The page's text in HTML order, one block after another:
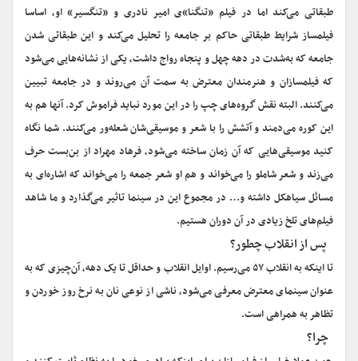
طبقاتی می‌کند اما در فیلم «تنگنا»ی امیر نادری و «تنگسیر» او، اساسا
فیلمساز شرایط طبقاتی حاکم بر جامعه را تحلیل می‌کند و این طبقاتی شدن
جامعه که به‌شدت در دهه چهل و پنجاه رواج داشت، یکی از نشانه‌هایی می‌شود
که فیلمسازان و هنرمندان معترض به سمت آن می‌روند و در جامعه تبیین
می‌کنند. البته نقش گروه‌های چپ را در این مورد نباید فراموش کرد. آنها هم به
این کوره می‌دمند و آتشش را با شعر و موسیقی‌شان شعله‌‍‌‌‌ور می‌کنند. شما نگاه
کنید موسیقی‌هایی که آن زمان ساخته می‌شود، فرهاد مهراد از بن‌بست حرف
می‌زند و شعر شاملو را می‌خواند و هم او شعر جمعه را می‌خواند که اشاره‌ای به
مسائل سیاهکل داشته و… در مجموع این در سینما تاثیر می‌گذارد و ما شاهد
فیلم‌های تلخ زیادی در آن دوران هستیم.
‌‌پس از انقلاب چطور؟
تا اینکه به انقلاب ۵۷ می‌رسیم. اوایل انقلاب و حداقل تا یک دهه، آن‌چیزی که به
عنوان سینمای معترض معرفی می‌شود، ناشی از نوعی نان به نرخ روز خوردن و
تظاهر به همراهی است.
‌چرا؟